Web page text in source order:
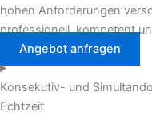
hohen Anforderungen
professionell, kompetent
Angebot anfragen
Konsekutiv- und
Echtzeit